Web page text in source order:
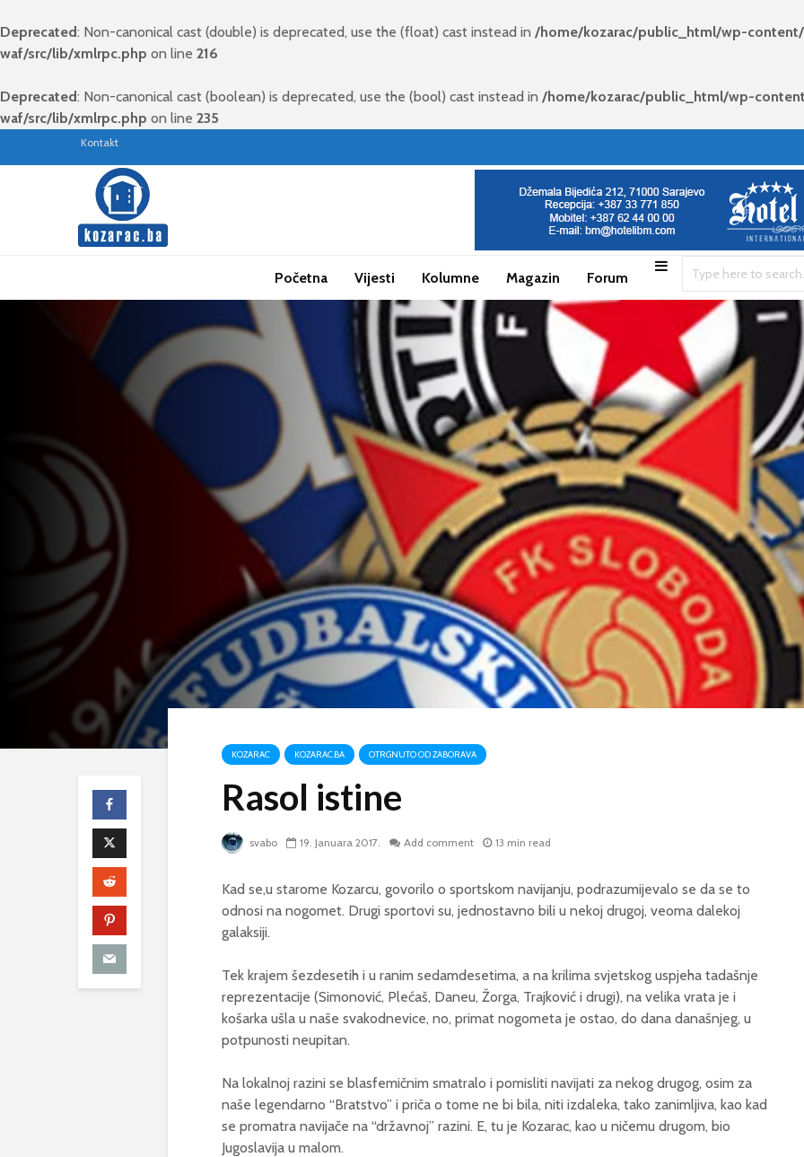
Deprecated: Non-canonical cast (double) is deprecated, use the (float) cast instead in /home/kozarac/public_html/wp-
waf/src/lib/xmlrpc.php on line 216
Deprecated: Non-canonical cast (boolean) is deprecated, use the (bool) cast instead in /home/kozarac/public_html/wp-
waf/src/lib/xmlrpc.php on line 235
Kontakt
Početna Vijesti Kolumne Magazin Forum
KOZARAC KOZARAC.BA OTRGNUTO OD ZABORAVA
Rasol istine
svabo 19. Januara 2017. Add comment 13 min read
Kad se,u starome Kozarcu, govorilo o sportskom navijanju, podrazumijevalo se da se to
odnosi na nogomet. Drugi sportovi su, jednostavno bili u nekoj drugoj, veoma dalekoj
galaksiji.
Tek krajem šezdesetih i u ranim sedamdesetima, a na krilima svjetskog uspjeha tadašnje
reprezentacije (Simonović, Plećaš, Daneu, Žorga, Trajković i drugi), na velika vrata je i
košarka ušla u naše svakodnevice, no, primat nogometa je ostao, do dana današnjeg, u
potpunosti neupitan.
Na lokalnoj razini se blasfemičnim smatralo i pomisliti navijati za nekog drugog, osim za
naše legendarno “Bratstvo” i priča o tome ne bi bila, niti izdaleka, tako zanimljiva, kao kad
se promatra navijače na “državnoj” razini. E, tu je Kozarac, kao u ničemu drugom, bio
Jugoslavija u malom.